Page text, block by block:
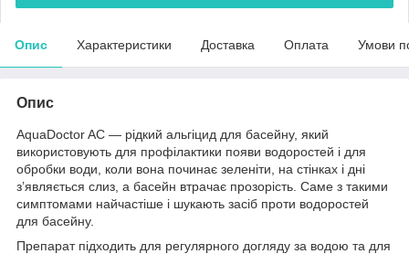
Опис Характеристики Доставка Оплата Умови
Опис
AquaDoctor AC — рідкий альгіцид для басейну, який
використовують для профілактики появи водоростей і для
обробки води, коли вона починає зеленіти, на стінках і дні
з’являється слиз, а басейн втрачає прозорість. Саме з такими
симптомами найчастіше і шукають засіб проти водоростей
для басейну.
Препарат підходить для регулярного догляду за водою та для